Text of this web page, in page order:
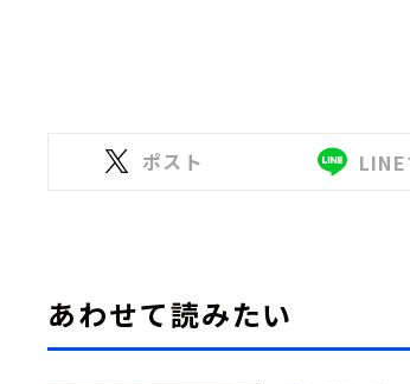
ポスト LINE
あわせて読みたい